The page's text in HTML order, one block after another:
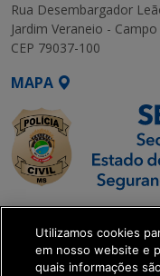
Rua Desembargador
Jardim Veraneio -
CEP 79037-100
MAPA
SETDIG | Secretaria-
Executiva de
Transformação
Utilizamos cookies
em nosso website e
quais informações